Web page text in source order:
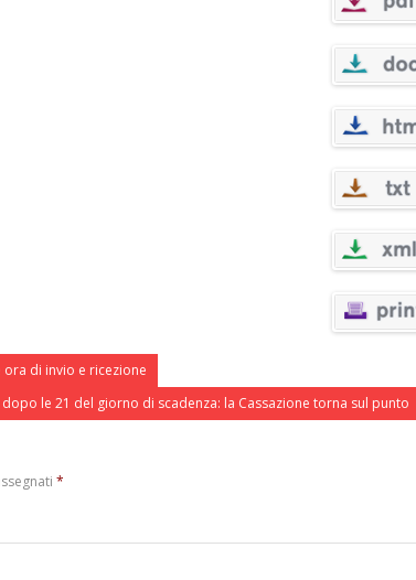
ora di invio e ricezione
dopo le 21 del giorno di scadenza: la Cassazione torna sul punto
*